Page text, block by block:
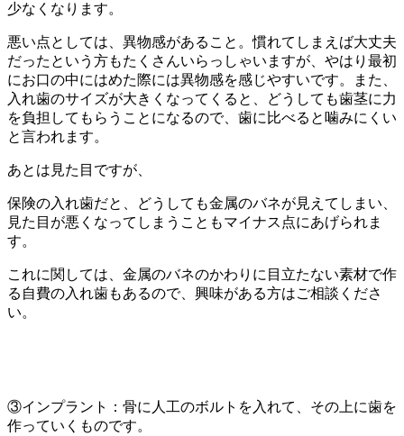
少なくなります。
悪い点としては、異物感があること。慣れてしまえば大丈夫
だったという方もたくさんいらっしゃいますが、やはり最初
にお口の中にはめた際には異物感を感じやすいです。また、
入れ歯のサイズが大きくなってくると、どうしても歯茎に力
を負担してもらうことになるので、歯に比べると噛みにくい
と言われます。
あとは見た目ですが、
保険の入れ歯だと、どうしても金属のバネが見えてしまい、
見た目が悪くなってしまうこともマイナス点にあげられま
す。
これに関しては、金属のバネのかわりに目立たない素材で作
る自費の入れ歯もあるので、興味がある方はご相談くださ
い。
③インプラント：骨に人工のボルトを入れて、その上に歯を
作っていくものです。